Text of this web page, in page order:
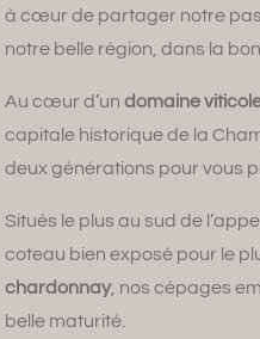
à cœur de partager notre
notre belle région, dans la
Au cœur d’undomaine
capitale historique de la
deux générations pour vous
Situés le plus au sud de
coteau bien exposé pour le
chardonnay, nos cépages
belle maturité.